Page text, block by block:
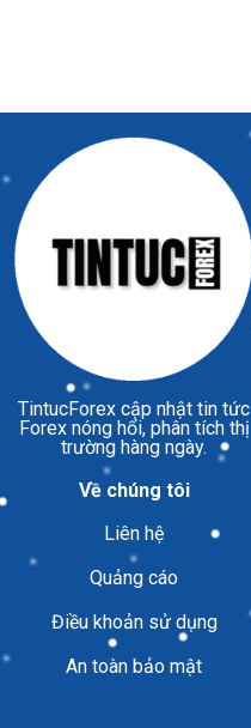
TintucForex cập nhật tin tức
Forex nóng hổi, phân tích thị
trường hàng ngày.
Về chúng tôi
Liên hệ
Quảng cáo
Điều khoản sử dụng
An toàn bảo mật